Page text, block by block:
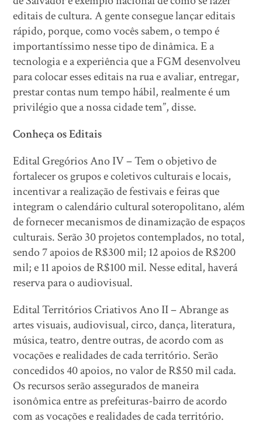
editais de cultura. A gente consegue lançar editais
rápido, porque, como vocês sabem, o tempo é
importantíssimo nesse tipo de dinâmica. E a
tecnologia e a experiência que a FGM desenvolveu
para colocar esses editais na rua e avaliar, entregar,
prestar contas num tempo hábil, realmente é um
privilégio que a nossa cidade tem”, disse.
Conheça os Editais
Edital Gregórios Ano IV – Tem o objetivo de
fortalecer os grupos e coletivos culturais e locais,
incentivar a realização de festivais e feiras que
integram o calendário cultural soteropolitano, além
de fornecer mecanismos de dinamização de espaços
culturais. Serão 30 projetos contemplados, no total,
sendo 7 apoios de R$300 mil; 12 apoios de R$200
mil; e 11 apoios de R$100 mil. Nesse edital, haverá
reserva para o audiovisual.
Edital Territórios Criativos Ano II – Abrange as
artes visuais, audiovisual, circo, dança, literatura,
música, teatro, dentre outras, de acordo com as
vocações e realidades de cada território. Serão
concedidos 40 apoios, no valor de R$50 mil cada.
Os recursos serão assegurados de maneira
isonômica entre as prefeituras-bairro de acordo
com as vocações e realidades de cada território.